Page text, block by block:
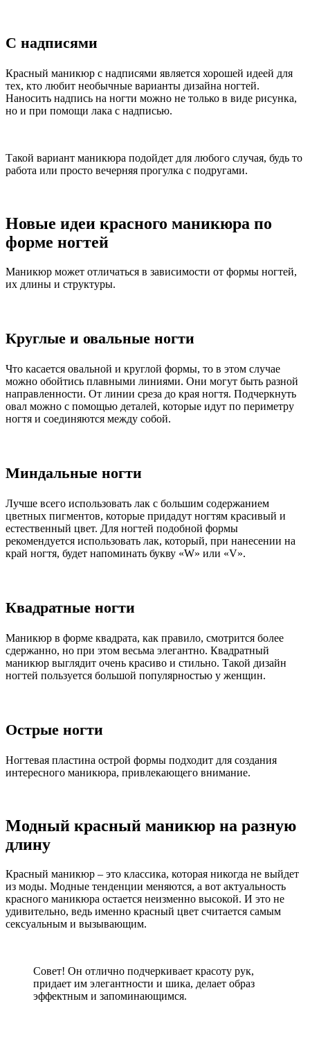
С надписями
Красный маникюр с надписями является хорошей идеей для
тех, кто любит необычные варианты дизайна ногтей.
Наносить надпись на ногти можно не только в виде рисунка,
но и при помощи лака с надписью.
Такой вариант маникюра подойдет для любого случая, будь то
работа или просто вечерняя прогулка с подругами.
Новые идеи красного маникюра по
форме ногтей
Маникюр может отличаться в зависимости от формы ногтей,
их длины и структуры.
Круглые и овальные ногти
Что касается овальной и круглой формы, то в этом случае
можно обойтись плавными линиями. Они могут быть разной
направленности. От линии среза до края ногтя. Подчеркнуть
овал можно с помощью деталей, которые идут по периметру
ногтя и соединяются между собой.
Миндальные ногти
Лучше всего использовать лак с большим содержанием
цветных пигментов, которые придадут ногтям красивый и
естественный цвет. Для ногтей подобной формы
рекомендуется использовать лак, который, при нанесении на
край ногтя, будет напоминать букву «W» или «V».
Квадратные ногти
Маникюр в форме квадрата, как правило, смотрится более
сдержанно, но при этом весьма элегантно. Квадратный
маникюр выглядит очень красиво и стильно. Такой дизайн
ногтей пользуется большой популярностью у женщин.
Острые ногти
Ногтевая пластина острой формы подходит для создания
интересного маникюра, привлекающего внимание.
Модный красный маникюр на разную
длину
Красный маникюр – это классика, которая никогда не выйдет
из моды. Модные тенденции меняются, а вот актуальность
красного маникюра остается неизменно высокой. И это не
удивительно, ведь именно красный цвет считается самым
сексуальным и вызывающим.
Совет! Он отлично подчеркивает красоту рук,
придает им элегантности и шика, делает образ
эффектным и запоминающимся.